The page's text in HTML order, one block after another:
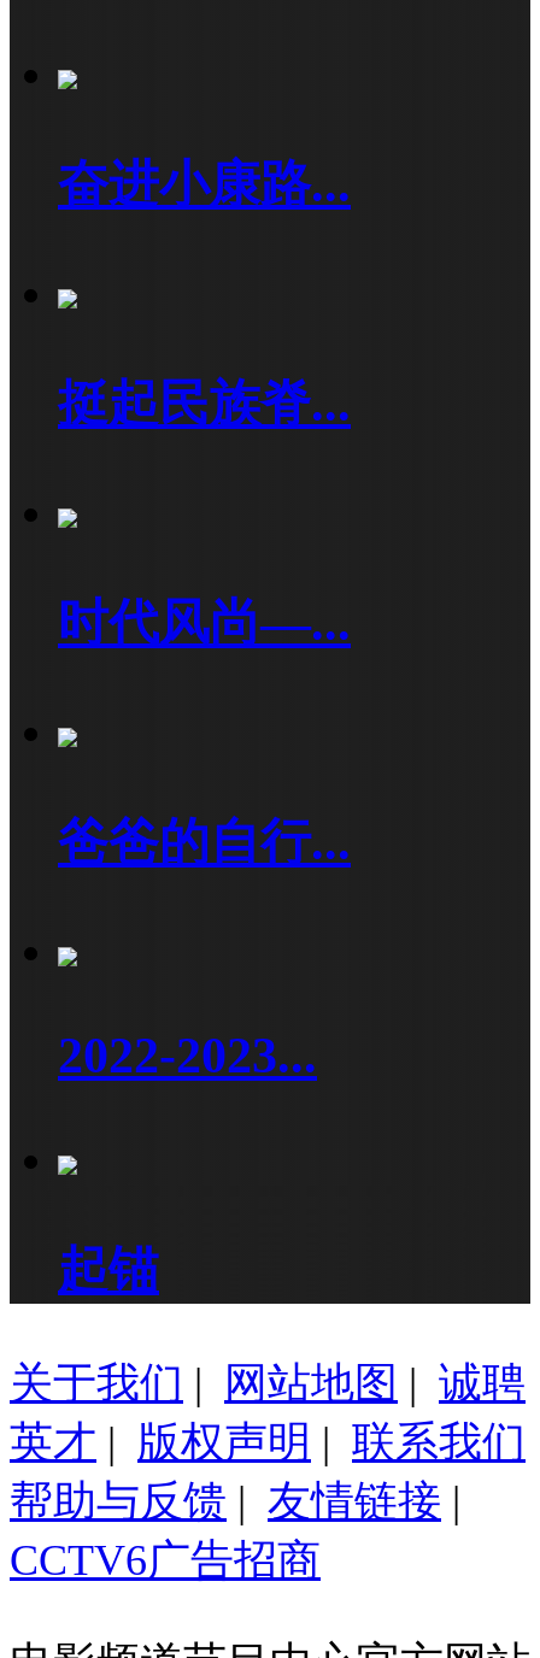
奋进小康路...
挺起民族脊...
时代风尚—...
爸爸的自行...
2022-2023...
起锚
关于我们 | 网站地图 | 诚聘
英才 | 版权声明 | 联系我们
帮助与反馈 | 友情链接 |
CCTV6广告招商